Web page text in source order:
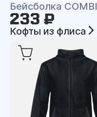
Бейсболка COMBI
233 ₽
Кофты из флиса